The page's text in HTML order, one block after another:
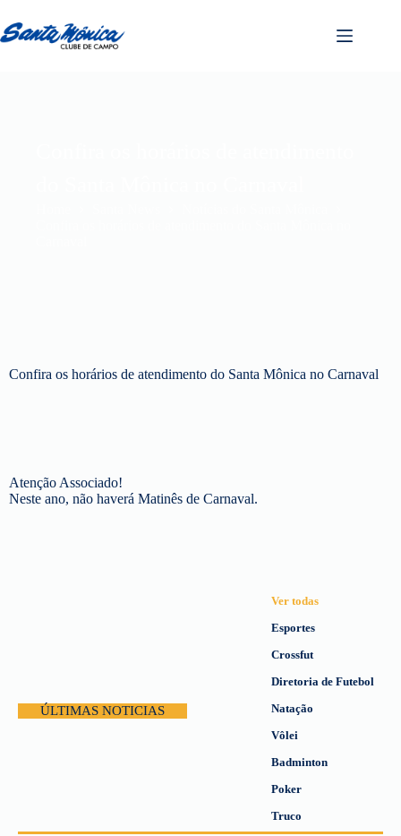
Confira os horários de atendimento do Santa Mônica no Carnaval
Atenção Associado!
Neste ano, não haverá Matinês de Carnaval.
ÚLTIMAS NOTICIAS
Ver todas
Esportes
Crossfut
Diretoria de Futebol
Natação
Vôlei
Badminton
Poker
Truco